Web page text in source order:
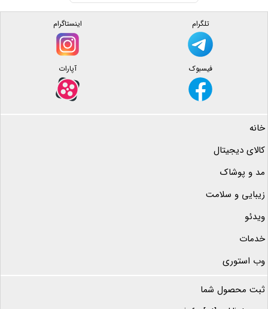
تلگرام اینستاگرام
فیسبوک آپارات
خانه
کالای دیجیتال
مد و پوشاک
زیبایی و سلامت
ویدئو
خدمات
وب استوری
ثبت محصول شما